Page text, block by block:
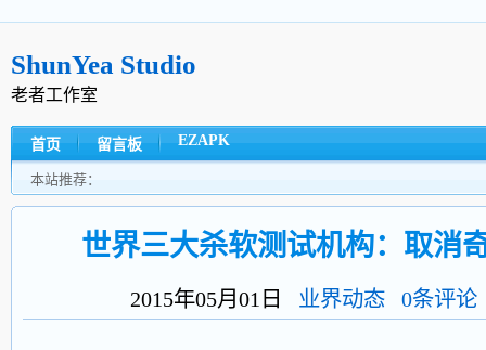
ShunYea Studio
老者工作室
首页 留言板 EZAPK
本站推荐：
世界三大杀软测试机构：取消
2015年05月01日 业界动态 0条评论